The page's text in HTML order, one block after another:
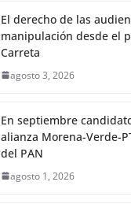
El derecho de las
manipulación desde el
Carreta
agosto 3, 2026
En septiembre
alianza Morena-Verde-
del PAN
agosto 1, 2026